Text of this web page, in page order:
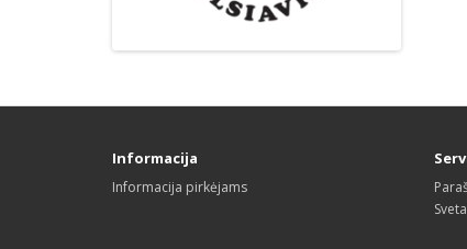
Informacija
Informacija pirkėjams